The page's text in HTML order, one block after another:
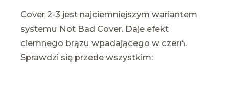
Cover 2-3 jest najciemniejszym wariantem
systemu Not Bad Cover. Daje efekt
ciemnego brązu wpadającego w czerń.
Sprawdzi się przede wszystkim: